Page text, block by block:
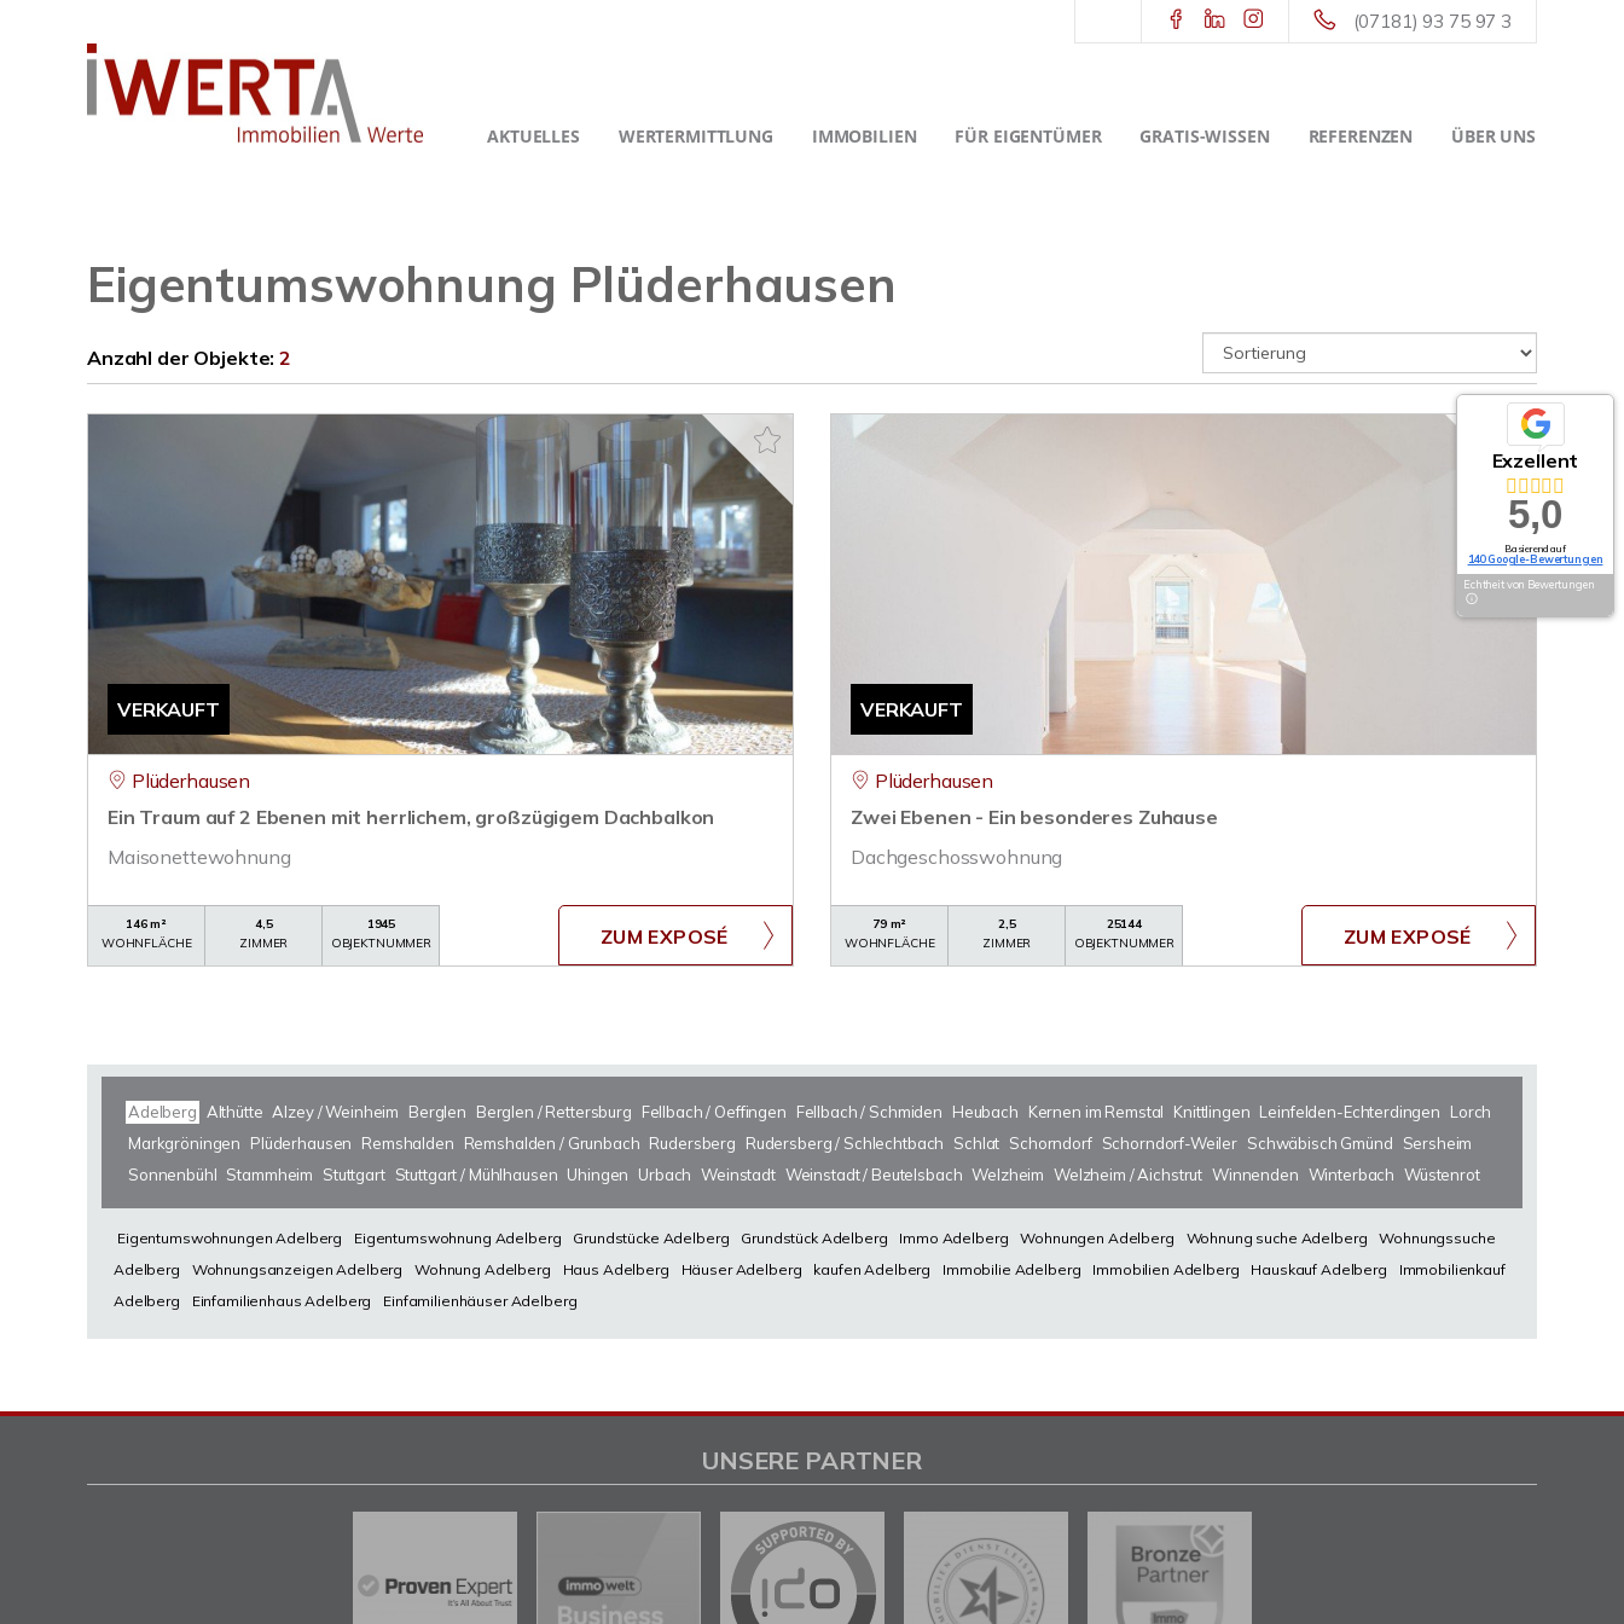
(07181) 93 75 97 3
AKTUELLES WERTERMITTLUNG IMMOBILIEN FÜR EIGENTÜMER GRATIS-WISSEN REFERENZEN ÜBER UNS
Eigentumswohnung Plüderhausen
Anzahl der Objekte:2
VERKAUFT
Plüderhausen
Ein Traum auf 2 Ebenen mit herrlichem, großzügigem Dachbalkon
Maisonettewohnung
146 m²
WOHNFLÄCHE
4,5
ZIMMER
1945
OBJEKTNUMMER
ZUM EXPOSÉ
VERKAUFT
Plüderhausen
Zwei Ebenen - Ein besonderes Zuhause
Dachgeschosswohnung
79 m²
WOHNFLÄCHE
2,5
ZIMMER
25144
OBJEKTNUMMER
ZUM EXPOSÉ
Adelberg Althütte Alzey / Weinheim Berglen Berglen / Rettersburg Fellbach / Oeffingen Fellbach / Schmiden Heubach Kernen im Remstal Knittlingen Leinfelden-Echterdingen
Lorch
Markgröningen
Plüderhausen Remshalden Remshalden / Grunbach Rudersberg Rudersberg / Schlechtbach Schlat Schorndorf Schorndorf-Weiler Schwäbisch Gmünd
Sersheim
Sonnenbühl Stammheim Stuttgart Stuttgart / Mühlhausen Uhingen Urbach Weinstadt Weinstadt / Beutelsbach Welzheim Welzheim / Aichstrut Winnenden Winterbach Wüstenrot
Eigentumswohnungen Adelberg Eigentumswohnung Adelberg Grundstücke Adelberg Grundstück Adelberg Immo Adelberg Wohnungen Adelberg Wohnung suche Adelberg
Wohnungssuche
Adelberg
Wohnungsanzeigen Adelberg Wohnung Adelberg Haus Adelberg Häuser Adelberg kaufen Adelberg Immobilie Adelberg Immobilien Adelberg Hauskauf Adelberg
Immobilienkauf
Adelberg
Einfamilienhaus Adelberg Einfamilienhäuser Adelberg
Exzellent
5,0
Basierend auf
140 Google-Bewertungen
Echtheit von Bewertungen
UNSERE PARTNER